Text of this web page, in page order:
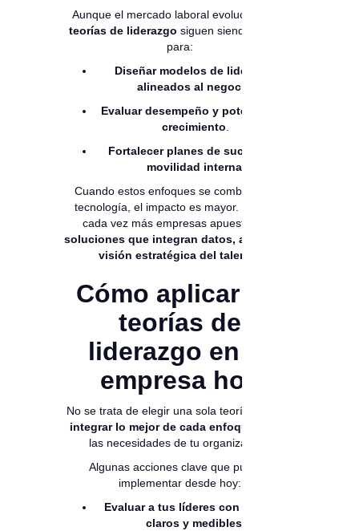
Aunque el mercado laboral evoluciona, las
teorías de liderazgo siguen siendo la base
para:
Diseñar modelos de liderazgo
alineados al negocio
Evaluar desempeño y potencial de
crecimiento
Fortalecer planes de sucesión y
movilidad interna.
Cuando estos enfoques se combinan con
tecnología, el impacto es mayor. Por eso,
cada vez más empresas apuestan por
soluciones que integran datos, analítica y
visión estratégica del talento
Cómo aplicar las
teorías de
liderazgo en tu
empresa hoy
No se trata de elegir una sola teoría, sino de
integrar lo mejor de cada enfoque
las necesidades de tu organización.
Algunas acciones clave que puedes
implementar desde hoy:
Evaluar a tus líderes con criterios
claros y medibles